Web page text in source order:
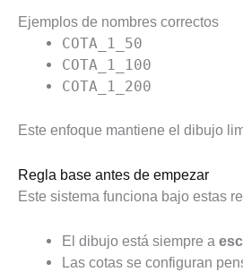
Ejemplos de nombres correctos
COTA_1_50
COTA_1_100
COTA_1_200
Este enfoque mantiene el dibujo
Regla base antes de empezar
Este sistema funciona bajo estas
El dibujo está siempre a
Las cotas se configuran